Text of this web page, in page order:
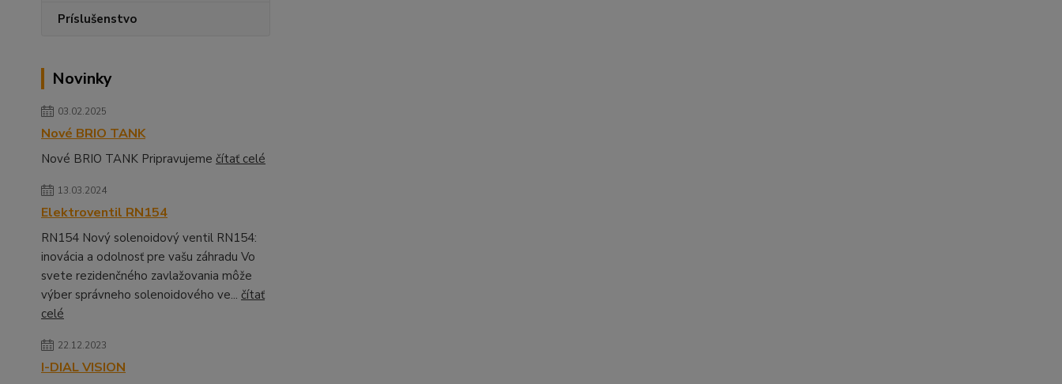
Príslušenstvo
Novinky
03.02.2025
Nové BRIO TANK
Nové BRIO TANK Pripravujeme čítať celé
13.03.2024
Elektroventil RN154
RN154 Nový solenoidový ventil RN154:
inovácia a odolnosť pre vašu záhradu Vo
svete rezidenčného zavlažovania môže
výber správneho solenoidového ve... čítať
celé
22.12.2023
I-DIAL VISION